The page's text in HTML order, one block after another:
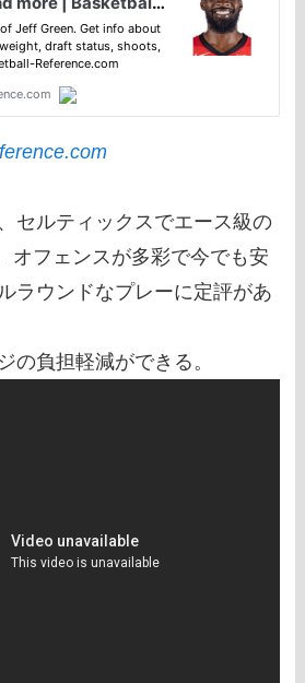
セルティックスでエース級の
オフェンスが多彩で今でも安
ラウンドなプレーに定評があ
の負担軽減ができる。